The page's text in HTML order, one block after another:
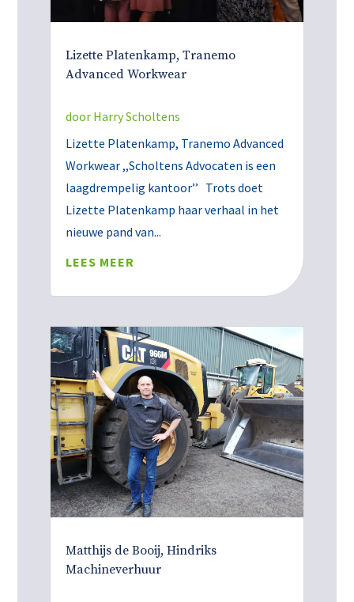
Lizette Platenkamp, Tranemo
Advanced Workwear
door Harry Scholtens
Lizette Platenkamp, Tranemo Advanced
Workwear ,,Scholtens Advocaten is een
laagdrempelig kantoor’’ Trots doet
Lizette Platenkamp haar verhaal in het
nieuwe pand van...
LEES MEER
Matthijs de Booij, Hindriks
Machineverhuur